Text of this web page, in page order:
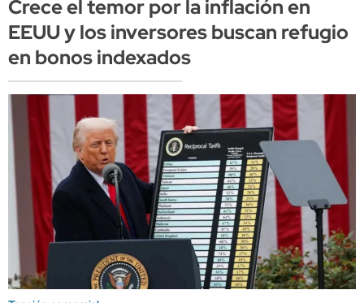
Crece el temor por la inflación en
EEUU y los inversores buscan refugio
en bonos indexados